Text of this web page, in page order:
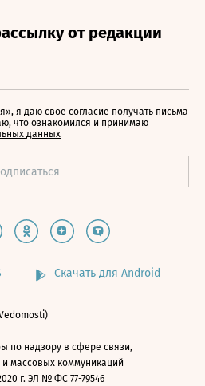
я даю свое согласие получать письма
что ознакомился и принимаю
данных
Скачать для Android
по надзору в сфере связи,
массовых коммуникаций
г. ЭЛ № ФС 77-79546